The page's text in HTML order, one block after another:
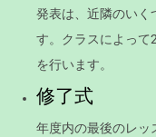
発表は、近隣のいく
す。クラスによって
を行います。
修了式
年度内の最後のレッ